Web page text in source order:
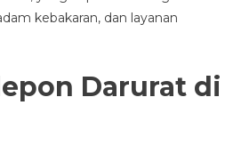
kebakaran, dan layanan
Darurat di